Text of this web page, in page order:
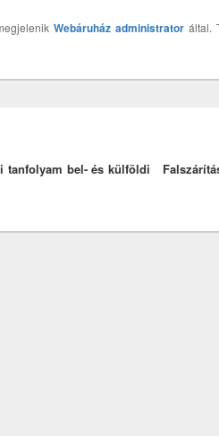
Webáruház administrator által.
tanfolyam bel- és külföldi